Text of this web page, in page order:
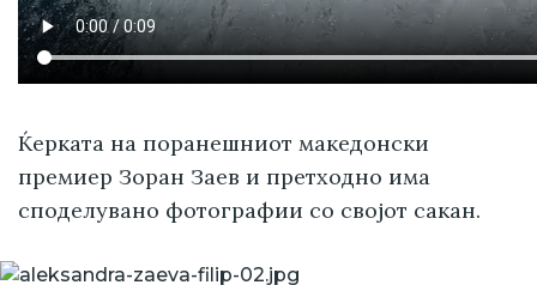
Ќерката на поранешниот македонски
премиер Зоран Заев и претходно има
споделувано фотографии со својот сакан.